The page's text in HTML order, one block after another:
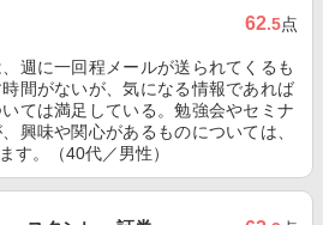
62.5点
週に一回程メールが送られてくるも
間がないが、気になる情報であれば
ては満足している。勉強会やセミナ
興味や関心があるものについては、
す。（40代／男性）